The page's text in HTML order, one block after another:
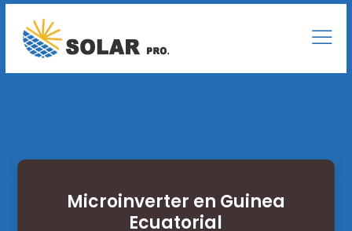
Microinverter en Guinea
Ecuatorial